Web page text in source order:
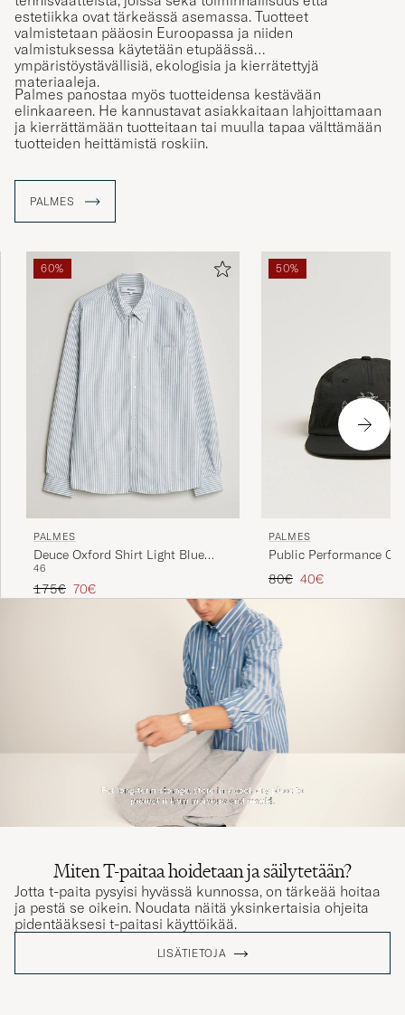
estetiikka ovat tärkeässä asemassa. Tuotteet
valmistetaan pääosin Euroopassa ja niiden
valmistuksessa käytetään etupäässä
ympäristöystävällisiä, ekologisia ja kierrätettyjä
materiaaleja.
Palmes panostaa myös tuotteidensa kestävään
elinkaareen. He kannustavat asiakkaitaan lahjoittamaan
ja kierrättämään tuotteitaan tai muulla tapaa välttämään
tuotteiden heittämistä roskiin.
PALMES
60%
PALMES
Deuce Oxford Shirt Light Blue
Stripe
46
Tavallinen hinta
175€ Alennettu hinta
70€
50%
PALMES
Public Performance
Tavallinen hinta
80€ Alennettu hinta
40€
Miten T-paitaa hoidetaan ja säilytetään?
Jotta t-paita pysyisi hyvässä kunnossa, on tärkeää hoitaa
ja pestä se oikein. Noudata näitä yksinkertaisia ohjeita
pidentääksesi t-paitasi käyttöikää.
LISÄTIETOJA